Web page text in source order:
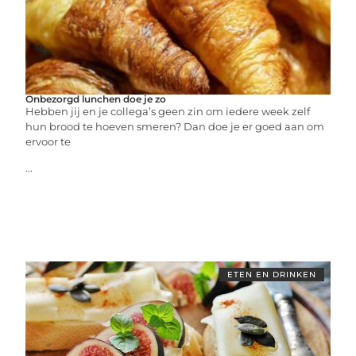
Onbezorgd lunchen doe je zo
Hebben jij en je collega’s geen zin om iedere week zelf
hun brood te hoeven smeren? Dan doe je er goed aan om
ervoor te
...
ETEN EN DRINKEN